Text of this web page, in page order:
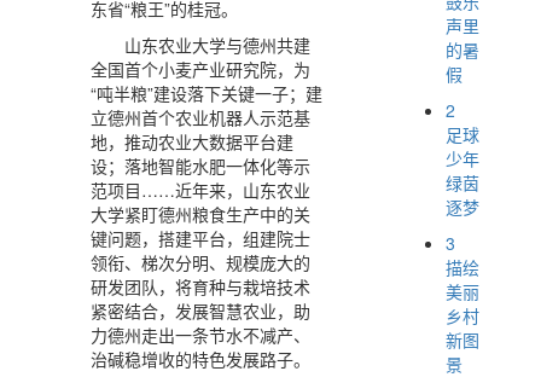
东省“粮王”的桂冠。
山东农业大学与德州共建
全国首个小麦产业研究院，为
“吨半粮”建设落下关键一子；建
立德州首个农业机器人示范基
地，推动农业大数据平台建
设；落地智能水肥一体化等示
范项目……近年来，山东农业
大学紧盯德州粮食生产中的关
键问题，搭建平台，组建院士
领衔、梯次分明、规模庞大的
研发团队，将育种与栽培技术
紧密结合，发展智慧农业，助
力德州走出一条节水不减产、
治碱稳增收的特色发展路子。
声里
的暑
假
2
足球
少年
绿茵
逐梦
3
描绘
美丽
乡村
新图
景